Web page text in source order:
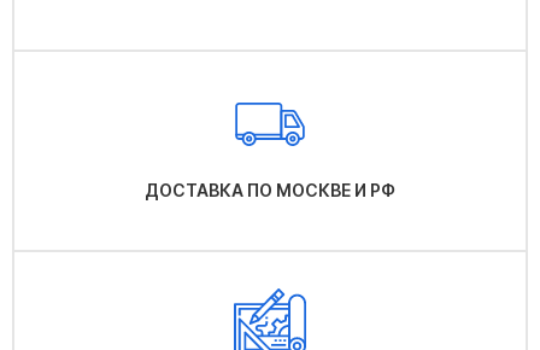
ДОСТАВКА ПО МОСКВЕ И РФ